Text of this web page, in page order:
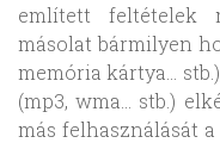
említett feltételek
másolat bármilyen
memória kártya…
(mp3, wma… stb.)
más felhasználását